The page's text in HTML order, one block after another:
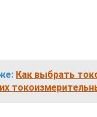
Как выбрать